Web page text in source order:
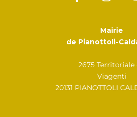
Mairie
de Pianottoli-
2675 Territoriale
Viagenti
20131 PIANOTTOLI